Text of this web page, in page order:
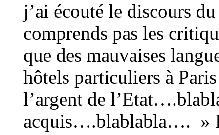
j’ai écouté le discours
comprends pas les
que des mauvaises
hôtels particuliers à
l’argent de
acquis….blablabla…. »